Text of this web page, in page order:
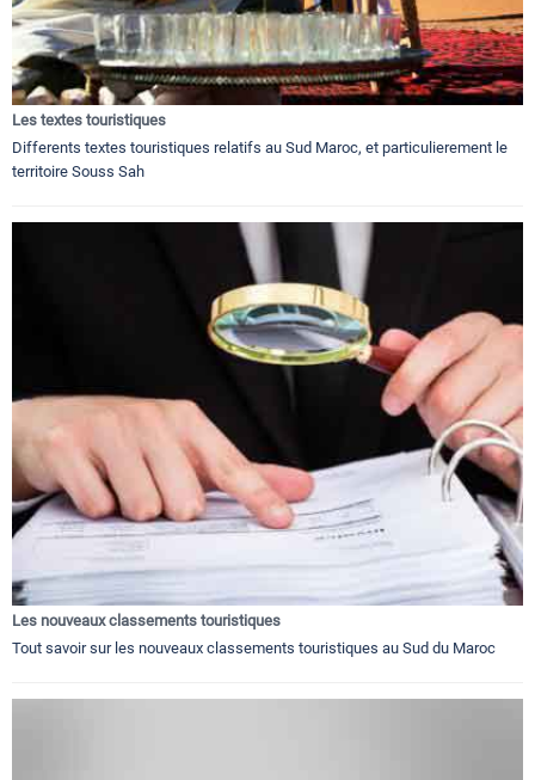
Les textes touristiques
Differents textes touristiques relatifs au Sud Maroc, et particulierement le
territoire Souss Sah
Les nouveaux classements touristiques
Tout savoir sur les nouveaux classements touristiques au Sud du Maroc